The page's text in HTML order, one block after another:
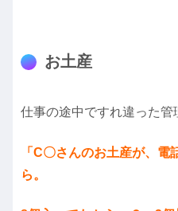
お土産
仕事の途中ですれ違った管
「C〇さんのお土産が、
ら。